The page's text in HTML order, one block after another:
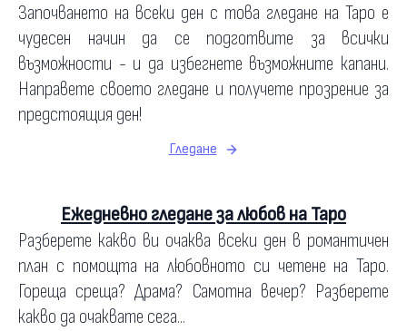
Започването на всеки ден с това гледане на Таро е
чудесен начин да се подготвите за всички
възможности - и да избегнете възможните капани.
Направете своето гледане и получете прозрение за
предстоящия ден!
Гледане
Ежедневно гледане за любов на Таро
Разберете какво ви очаква всеки ден в романтичен
план с помощта на любовното си четене на Таро.
Гореща среща? Драма? Самотна вечер? Разберете
какво да очаквате сега...